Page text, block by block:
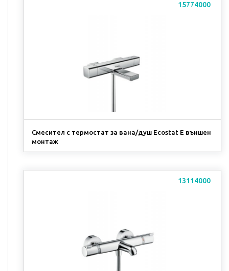
15774000
Смесител с термостат за вана/душ Ecostat E външен
монтаж
13114000